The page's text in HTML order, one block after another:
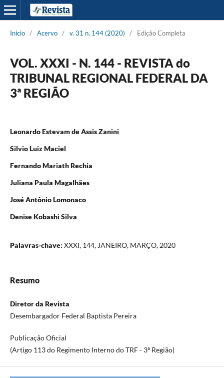
Início / Acervo / v. 31 n. 144 (2020) / Edição Completa
VOL. XXXI - N. 144 - REVISTA do
TRIBUNAL REGIONAL FEDERAL DA
3ª REGIÃO
Leonardo Estevam de Assis Zanini
Silvio Luiz Maciel
Fernando Mariath Rechia
Juliana Paula Magalhães
José Antônio Lomonaco
Denise Kobashi Silva
Palavras-chave: XXXI, 144, JANEIRO, MARÇO, 2020
Resumo
Diretor da Revista
Desembargador Federal Baptista Pereira
Publicação Oficial
(Artigo 113 do Regimento Interno do TRF - 3ª Região)